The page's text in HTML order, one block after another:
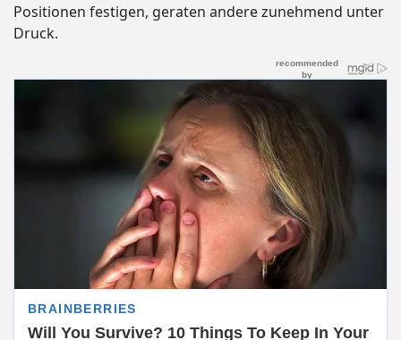
Positionen festigen, geraten andere zunehmend unter
Druck.